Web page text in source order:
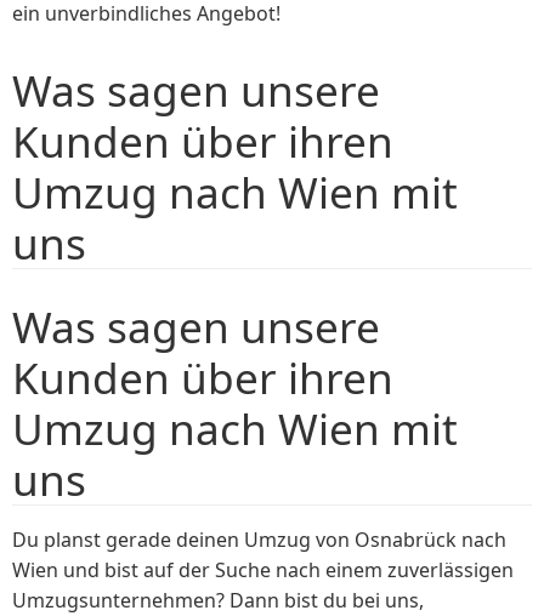
ein unverbindliches Angebot!
Was sagen unsere
Kunden über ihren
Umzug nach Wien mit
uns
Was sagen unsere
Kunden über ihren
Umzug nach Wien mit
uns
Du planst gerade deinen Umzug von Osnabrück nach
Wien und bist auf der Suche nach einem zuverlässigen
Umzugsunternehmen? Dann bist du bei uns,